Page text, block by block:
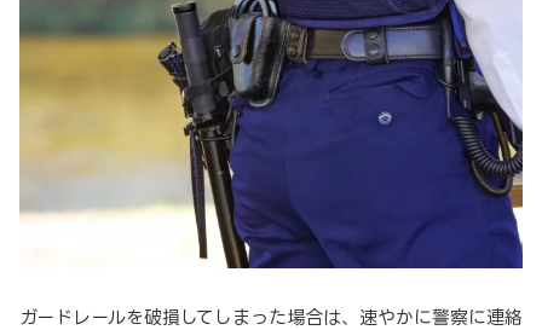
ガードレールを破損してしまった場合は、速やかに警察に連絡